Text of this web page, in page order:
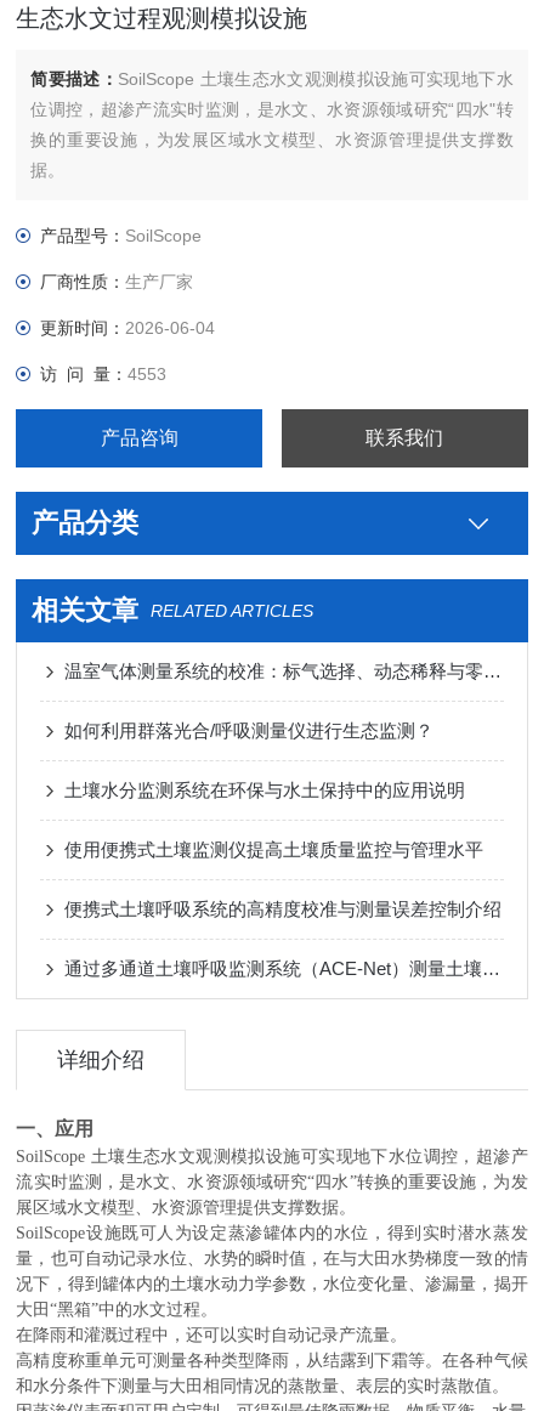
生态水文过程观测模拟设施
简要描述： SoilScope 土壤生态水文观测模拟设施可实现地下水
位调控，超渗产流实时监测，是水文、水资源领域研究“四水"转
换的重要设施，为发展区域水文模型、水资源管理提供支撑数
据。
蒸发量，也可自动记录水位、水势的瞬时值，在与大田水势梯度
渗漏量，揭开大田“黑箱"中的水文过程。
产品型号： SoilScope
厂商性质：生产厂家
更新时间： 2026-06-04
访 问 量：4553
产品咨询 联系我们
产品分类
相关文章 RELATED ARTICLES
温室气体测量系统的校准：标气选择、动态稀释与零点/量程校准
如何利用群落光合/呼吸测量仪进行生态监测？
土壤水分监测系统在环保与水土保持中的应用说明
使用便携式土壤监测仪提高土壤质量监控与管理水平
便携式土壤呼吸系统的高精度校准与测量误差控制介绍
通过多通道土壤呼吸监测系统（ACE-Net）测量土壤呼吸与碳循环
详细介绍
一、应用
SoilScope 土壤生态水文观测模拟设施可实现地下水位调控，超渗产
流实时监测，是水文、水资源领域研究“四水”转换的重要设施，为发
展区域水文模型、水资源管理提供支撑数据。
SoilScope设施既可人为设定蒸渗罐体内的水位，得到实时潜水蒸发
量，也可自动记录水位、水势的瞬时值，在与大田水势梯度一致的情
况下，得到罐体内的土壤水动力学参数，水位变化量、渗漏量，揭开
大田“黑箱”中的水文过程。
在降雨和灌溉过程中，还可以实时自动记录产流量。
高精度称重单元可测量各种类型降雨，从结露到下霜等。在各种气候
和水分条件下测量与大田相同情况的蒸散量、表层的实时蒸散值。